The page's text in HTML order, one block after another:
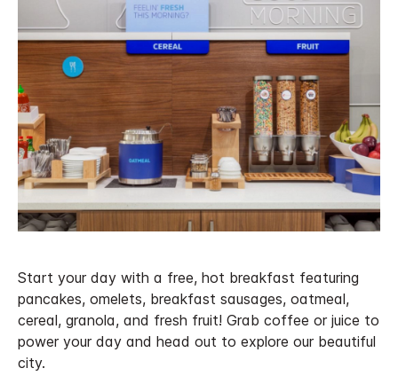
Start your day with a free, hot breakfast featuring
pancakes, omelets, breakfast sausages, oatmeal,
cereal, granola, and fresh fruit! Grab coffee or juice to
power your day and head out to explore our beautiful
city.